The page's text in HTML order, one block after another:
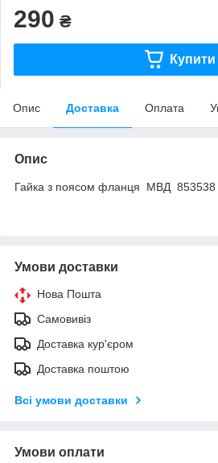
290 ₴
Купити
Опис Доставка Оплата
Опис
Гайка з поясом фланця МВД
Умови доставки
Нова Пошта
Самовивіз
Доставка кур'єром
Доставка поштою
Всі умови доставки
Умови оплати